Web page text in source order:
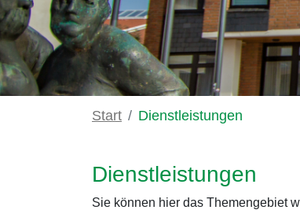
Start Dienstleistungen
Dienstleistungen
Sie können hier das Themengebiet